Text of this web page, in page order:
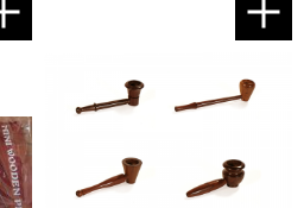
Lägg till i favoriter